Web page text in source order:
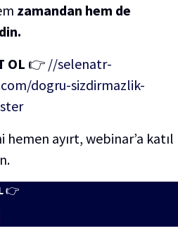
zamandan hem de
OL 👉 //selenatr-
dogru-sizdirmazlik-
hemen ayırt, webinar’a katıl
👉